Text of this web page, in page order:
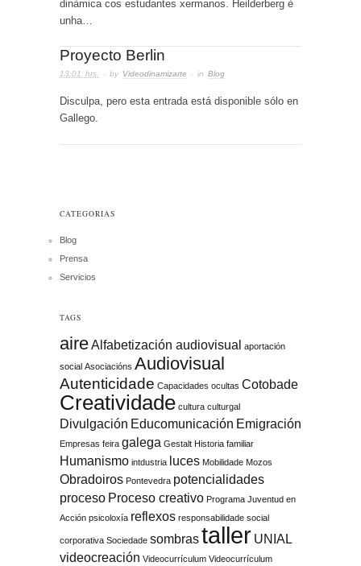
dinámica cos estudantes xermanos. Heilderberg é
unha…
Proyecto Berlin
13:01 hrs. · by Videodinamizarte · in Blog
Disculpa, pero esta entrada está disponible sólo en
Gallego.
CATEGORIAS
Blog
Prensa
Servicios
TAGS
aireAlfabetización audiovisual aportación
social Asociacións Audiovisual
Autenticidade Capacidades ocultas Cotobade
Creatividade cultura culturgal
Divulgación Educomunicación Emigración
Empresas feira galega Gestalt Historia familiar
Humanismo intdustria luces Mobilidade Mozos
Obradoiros Pontevedra potencialidades
proceso Proceso creativo Programa Juventud en
Acción psicoloxía reflexos responsabilidade social
corporativa Sociedade sombrastaller UNIAL
videocreación Videocurrículum Videocurrículum